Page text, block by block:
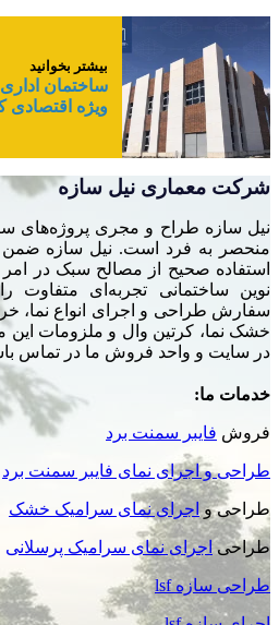
بیشتر بخوانید
ساختمان
ویژه اقتصادی
شرکت معماری نیل سازه
نیل سازه طراح و مجری پروژه‌های
منحصر به فرد است. نیل سازه ضمن
استفاده صحیح از مصالح سبک در
نوین ساختمانی تجربه‌ای متفاوت
سفارش طراحی و اجرای انواع نما،
خشک نما، کرتین وال و ملزومات این
در سایت و واحد فروش ما در تماس
خدمات ما:
فروش فایبر سمنت برد
طراحی و اجرای نمای فایبر سمنت برد
طراحی واجرای نمای سرامیک خشک
طراحیاجرای نمای سرامیک پرسلانی
طراحی سازه lsf